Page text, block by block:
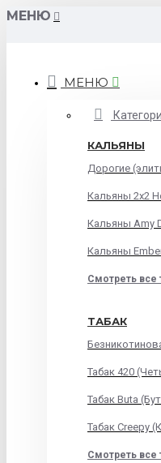
МЕНЮ
МЕНЮ
КАЛЬЯНЫ
Дорогие
Кальяны 2х2
Кальяны Amy
Кальяны
Смотреть все
ТАБАК
Табак 420
Табак Buta
Табак Creepy
Смотреть все